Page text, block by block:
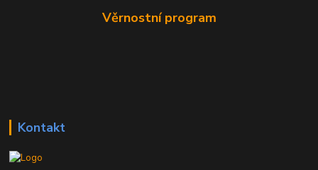
Věrnostní program
Kontakt